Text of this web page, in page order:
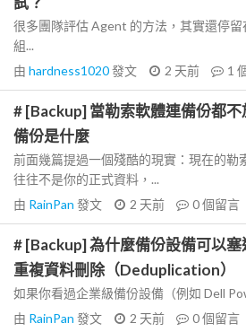
很多團隊評估 Agent 的方法，其實還停
組...
由 hardness1020發文 2 天前 1
# [Backup] 當勒索軟體連備份都
備份是什麼
前面幾篇提過一個殘酷的現實：現在的勒
往往不是你的正式資料，...
由 RainPan 發文 2 天前 0個留言
# [Backup] 為什麼備份設備可以
重複資料刪除（Deduplication）
如果你看過企業級備份設備（例如 Dell
由 RainPan 發文 2 天前 0個留言